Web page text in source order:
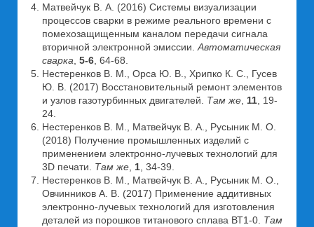
Матвейчук В. А. (2016) Системы визуализации
процессов сварки в режиме реального времени с
помехозащищенным каналом передачи сигнала
вторичной электронной эмиссии. Автоматическая
сварка 5-6 , 64-68.
Нестеренков В. М., Орса Ю. В., Хрипко К. С., Гусев
Ю. В. (2017) Восстановительный ремонт элементов
и узлов газотурбинных двигателей. Там же 11 , 19-
24.
Нестеренков В. М., Матвейчук В. А., Русыник М. О.
(2018) Получение промышленных изделий с
применением электронно-лучевых технологий для
3D печати. Там же 1 , 34-39.
Нестеренков В. М., Матвейчук В. А., Русыник М. О.,
Овчинников А. В. (2017) Применение аддитивных
электронно-лучевых технологий для изготовления
деталей из порошков титанового сплава ВТ1-0. Там